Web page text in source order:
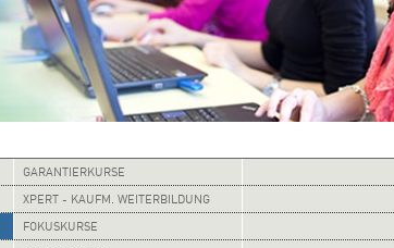
GARANTIERKURSE
XPERT - KAUFM. WEITERBILDUNG
FOKUSKURSE